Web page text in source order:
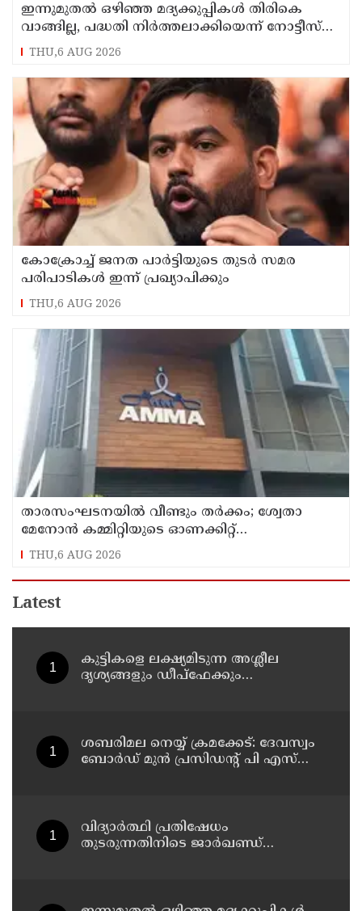
ഇന്നുമുതല്‍ ഒഴിഞ്ഞ മദ്യക്കുപ്പികള്‍ തിരികെ
വാങ്ങില്ല, പദ്ധതി നിര്‍ത്തലാക്കിയെന്ന് നോട്ടീസ്
പ്രദര്‍ശിപ്പിക്കും
THU,6 AUG 2026
കോക്രോച്ച് ജനത പാര്‍ട്ടിയുടെ തുടര്‍ സമര
പരിപാടികള്‍ ഇന്ന് പ്രഖ്യാപിക്കും
THU,6 AUG 2026
താരസംഘടനയില്‍ വീണ്ടും തര്‍ക്കം; ശ്വേതാ
മേനോന്‍ കമ്മിറ്റിയുടെ ഓണക്കിറ്റ്
വിതരണത്തിനെതിരെ ഒരുവിഭാഗം താരങ്ങള്‍
THU,6 AUG 2026
Latest
കുട്ടികളെ ലക്ഷ്യമിടുന്ന അശ്ലീല
ദൃശ്യങ്ങളും ഡീപ്ഫേക്കും
ശബരിമല നെയ്യ് ക്രമക്കേട്: ദേവസ്വം
ബോര്‍ഡ് മുന്‍ പ്രസിഡന്റ് പി എസ്
വിദ്യാര്‍ത്ഥി പ്രതിഷേധം
തുടരുന്നതിനിടെ ജാര്‍ഖണ്ഡ്